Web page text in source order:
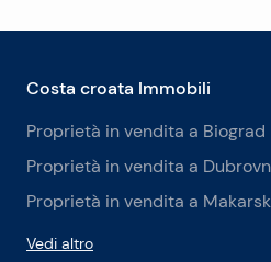
Costa croata Immobili
Proprietà in vendita a Biograd
Proprietà in vendita a
Proprietà in vendita a
Vedi altro